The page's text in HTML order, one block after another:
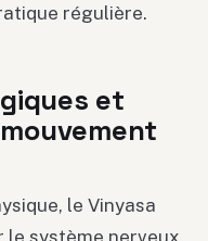
régulière.
et
le Vinyasa
le système nerveux.